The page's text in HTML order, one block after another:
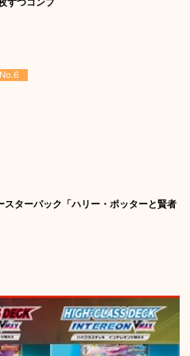
No.6
ターパック「ハリー・ポッターと賢者